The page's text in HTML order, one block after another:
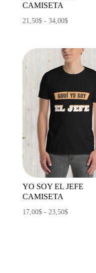
CAMISETA
21,50$ - 34,00$Rango
desde
21,50$
34,00$
YO SOY EL JEFE
CAMISETA
17,00$ - 23,50$Rango